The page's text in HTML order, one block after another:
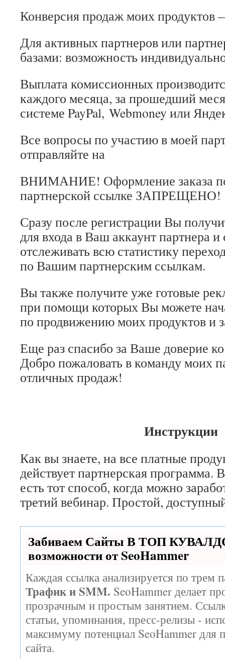
Конверсия продаж моих продуктов
Для активных партнеров или
базами: возможность
Выплата комиссионных
каждого месяца, за прошедший
системе PayPal, Webmoney или
Все вопросы по участию в моей
отправляйте на
ВНИМАНИЕ! Оформление заказа
партнерской ссылке ЗАПРЕЩЕНО!
Сразу после регистрации Вы
для входа в Ваш аккаунт партнера
отслеживать всю статистику
по Вашим партнерским ссылкам.
Вы также получите уже готовые
при помощи которых Вы можете
по продвижению моих продуктов и
Еще раз спасибо за Ваше доверие
Добро пожаловать в команду моих
отличных продаж!
Инструкции
Как вы знаете, на все платные
действует партнерская программа.
есть тот способ, когда можно
третий вебинар. Простой,
Забиваем Сайты В ТОП
возможности от SeoHammer
Каждая ссылка анализируется по трем
Трафик и SMM. SeoHammer делает
прозрачным и простым занятием.
статьи, упоминания, пресс-релизы -
максимуму потенциал SeoHammer для
сайта.